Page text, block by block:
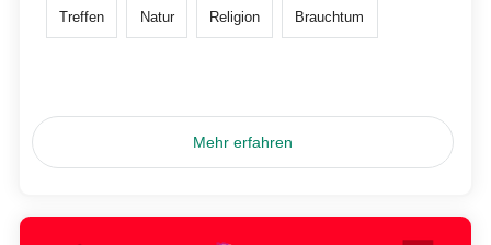
Treffen Natur Religion Brauchtum
Mehr erfahren